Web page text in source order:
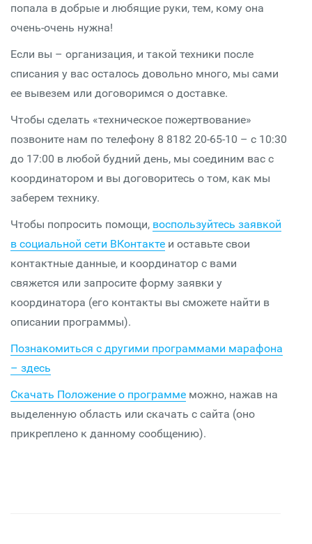
попала в добрые и любящие руки, тем, кому она
очень-очень нужна!
Если вы – организация, и такой техники после
списания у вас осталось довольно много, мы сами
ее вывезем или договоримся о доставке.
Чтобы сделать «техническое пожертвование»
позвоните нам по телефону 8 8182 20-65-10 – с 10:30
до 17:00 в любой будний день, мы соединим вас с
координатором и вы договоритесь о том, как мы
заберем технику.
Чтобы попросить помощи, воспользуйтесь заявкой
в социальной сети ВКонтакте и оставьте свои
контактные данные, и координатор с вами
свяжется или запросите форму заявки у
координатора (его контакты вы сможете найти в
описании программы).
Познакомиться с другими программами марафона
– здесь
Скачать Положение о программе можно, нажав на
выделенную область или скачать с сайта (оно
прикреплено к данному сообщению).